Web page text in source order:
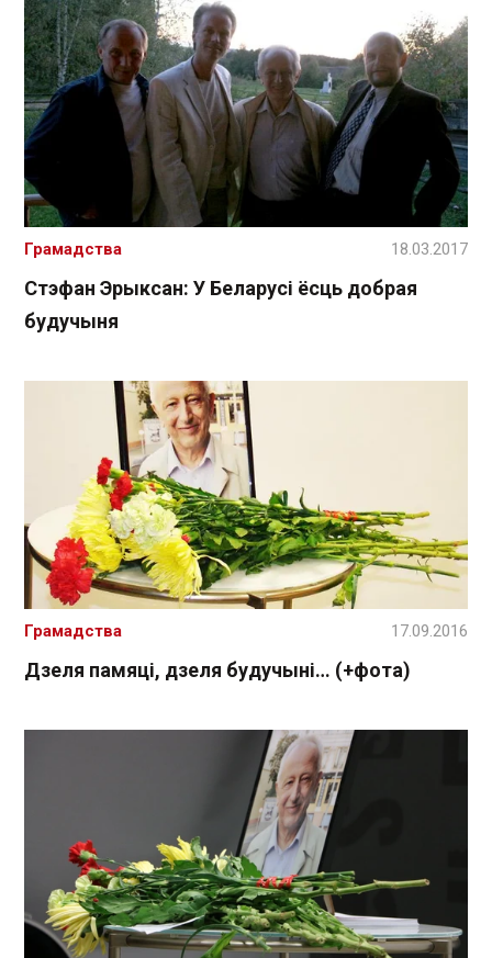
Стэфан Эрыксан: У Беларусі ёсць добрая
будучыня
Грамадства 18.03.2017
Дзеля памяці, дзеля будучыні… (+фота)
Грамадства 17.09.2016